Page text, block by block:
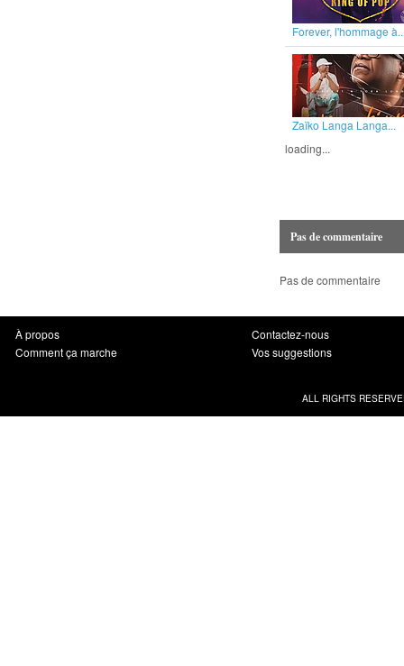
Forever, l'hommage
Zaïko Langa Langa...
loading...
Pas de commentaire
Pas de commentaire
À propos
Comment ça marche
Contactez-nous
Vos suggestions
ALL RIGHTS